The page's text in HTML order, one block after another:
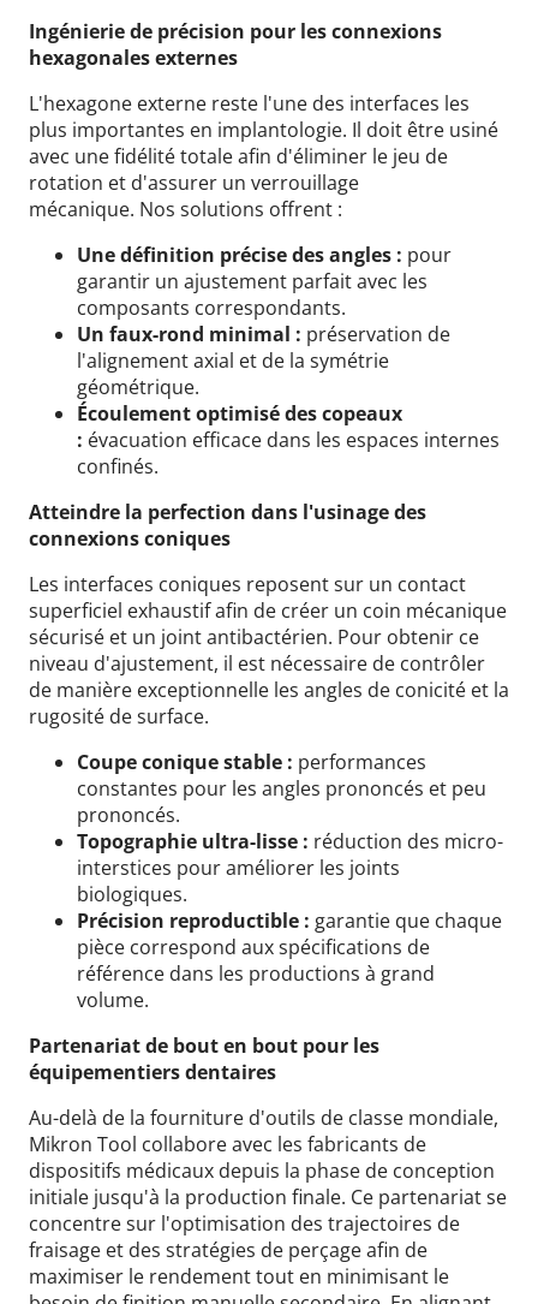
Ingénierie de précision pour les connexions
hexagonales externes
L'hexagone externe reste l'une des interfaces les
plus importantes en implantologie. Il doit être usiné
avec une fidélité totale afin d'éliminer le jeu de
rotation et d'assurer un verrouillage
mécanique. Nos solutions offrent :
Une définition précise des angles : pour
garantir un ajustement parfait avec les
composants correspondants.
Un faux-rond minimal : préservation de
l'alignement axial et de la symétrie
géométrique.
Écoulement optimisé des copeaux
: évacuation efficace dans les espaces internes
confinés.
Atteindre la perfection dans l'usinage des
connexions coniques
Les interfaces coniques reposent sur un contact
superficiel exhaustif afin de créer un coin mécanique
sécurisé et un joint antibactérien. Pour obtenir ce
niveau d'ajustement, il est nécessaire de contrôler
de manière exceptionnelle les angles de conicité et la
rugosité de surface.
Coupe conique stable : performances
constantes pour les angles prononcés et peu
prononcés.
Topographie ultra-lisse : réduction des micro-
interstices pour améliorer les joints
biologiques.
Précision reproductible : garantie que chaque
pièce correspond aux spécifications de
référence dans les productions à grand
volume.
Partenariat de bout en bout pour les
équipementiers dentaires
Au-delà de la fourniture d'outils de classe mondiale,
Mikron Tool collabore avec les fabricants de
dispositifs médicaux depuis la phase de conception
initiale jusqu'à la production finale. Ce partenariat se
concentre sur l'optimisation des trajectoires de
fraisage et des stratégies de perçage afin de
maximiser le rendement tout en minimisant le